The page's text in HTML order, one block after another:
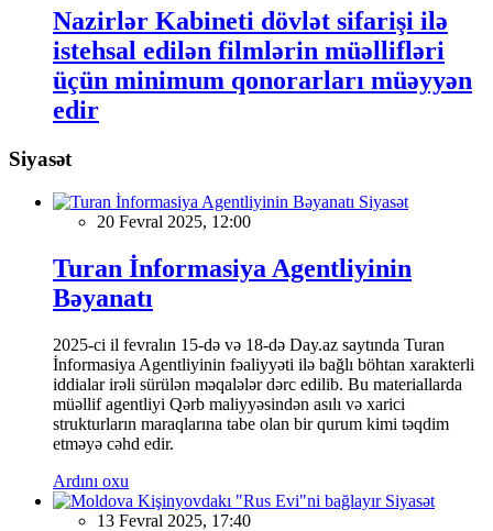
Nazirlər Kabineti dövlət sifarişi ilə
istehsal edilən filmlərin müəllifləri
üçün minimum qonorarları müəyyən
edir
Siyasət
Siyasət
20 Fevral 2025, 12:00
Turan İnformasiya Agentliyinin
Bəyanatı
2025-ci il fevralın 15-də və 18-də Day.az saytında Turan
İnformasiya Agentliyinin fəaliyyəti ilə bağlı böhtan xarakterli
iddialar irəli sürülən məqalələr dərc edilib. Bu materiallarda
müəllif agentliyi Qərb maliyyəsindən asılı və xarici
strukturların maraqlarına tabe olan bir qurum kimi təqdim
etməyə cəhd edir.
Ardını oxu
Siyasət
13 Fevral 2025, 17:40